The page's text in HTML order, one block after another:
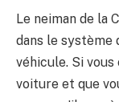
Le neiman de la
dans le système
véhicule. Si
voiture et que